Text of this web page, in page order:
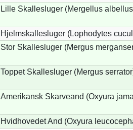
Lille Skallesluger (Mergellus
Hjelmskallesluger (Lophodytes
Stor Skallesluger (Mergus
Toppet Skallesluger (Mergus
Amerikansk Skarveand (Oxyura
Hvidhovedet And (Oxyura